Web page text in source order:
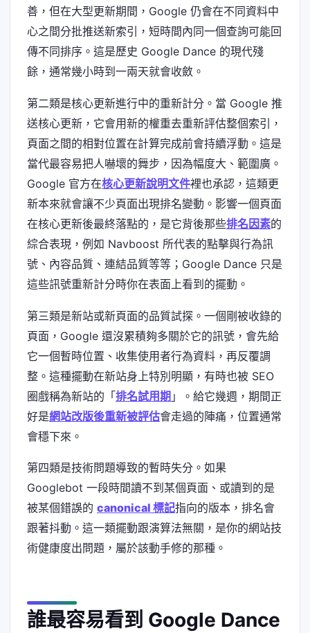
善，但在大型更新期間，Google 仍會在不同資料中
心之間分批推送新索引，短時間內同一個查詢可能回
傳不同排序。這是歷史 Google Dance 的現代殘
餘，通常幾小時到一兩天就會收斂。
第二類是核心更新進行中的重新計分。當 Google 推
送核心更新，它會用新的權重去重新評估整個索引，
頁面之間的相對位置在計算完成前會持續浮動。這是
當代最容易把人嚇壞的舞步，因為幅度大、範圍廣。
Google 官方在核心更新說明文件裡也承認，這類更
新本來就會讓不少頁面出現排名變動。影響一個頁面
在核心更新後最終落點的，是它背後那些排名因素的
綜合表現，例如 Navboost 所代表的點擊與行為訊
號、內容品質、連結品質等等；Google Dance 只是
這些訊號重新計分時你在表面上看到的擺動。
第三類是新站或新頁面的品質試探。一個剛被收錄的
頁面，Google 還沒累積夠多關於它的訊號，會先給
它一個暫時位置、收集使用者行為資料，再反覆調
整。這種擺動在新站身上特別明顯，有時也被 SEO
圈戲稱為新站的「排名試用期 」。給它幾週，期間正
好是網站改版後重新被評估會走過的陣痛，位置通常
會穩下來。
第四類是技術問題導致的暫時失分。如果
Googlebot 一段時間讀不到某個頁面、或讀到的是
被某個錯誤的 canonical 標記指向的版本，排名會
跟著抖動。這一類擺動跟演算法無關，是你的網站技
術健康度出問題，屬於該動手修的那種。
誰最容易看到 Google Dance